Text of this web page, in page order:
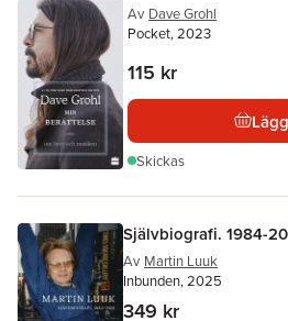
Av Dave Grohl
Pocket, 2023
115 kr
Skickas
Självbiografi. 1984-
Av Martin Luuk
Inbunden, 2025
349 kr